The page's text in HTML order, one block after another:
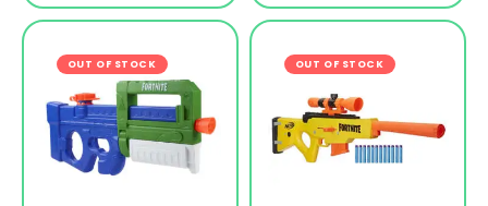
OUT OF STOCK -18% OUT OF STOCK -13%